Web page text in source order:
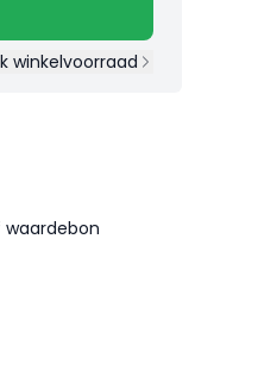
winkelvoorraad
waardebon